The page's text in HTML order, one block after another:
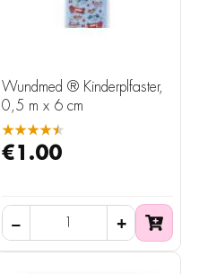
Wundmed ® Kinderplfaster,
0,5 m x 6 cm
★★★★★
€1.00